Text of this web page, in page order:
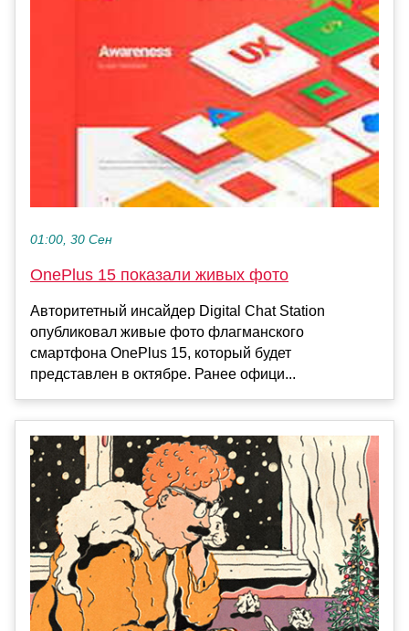
01:00, 30 Сен
OnePlus 15 показали живых фото
Авторитетный инсайдер Digital Chat Station
опубликовал живые фото флагманского
смартфона OnePlus 15, который будет
представлен в октябре. Ранее офици...